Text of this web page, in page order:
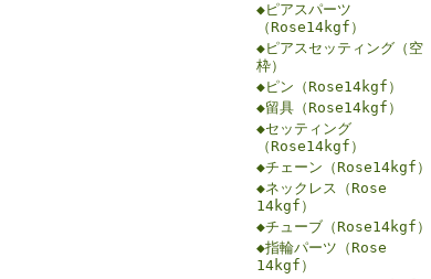
◆ピアスパーツ
（Rose14kgf）
◆ピアスセッティング（空
枠）
◆ピン（Rose14kgf）
◆留具（Rose14kgf）
◆セッティング
（Rose14kgf）
◆チェーン（Rose14kgf）
◆ネックレス（Rose
14kgf）
◆チューブ（Rose14kgf）
◆指輪パーツ（Rose
14kgf）